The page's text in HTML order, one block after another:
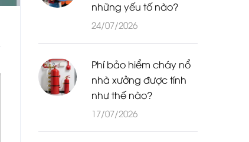
những yếu tố nào?
24/07/2026
Phí bảo hiểm cháy nổ
nhà xưởng được tính
như thế nào?
17/07/2026